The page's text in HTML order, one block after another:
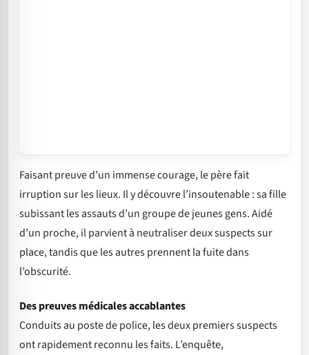
Faisant preuve d’un immense courage, le père fait
irruption sur les lieux. Il y découvre l’insoutenable : sa fille
subissant les assauts d’un groupe de jeunes gens. Aidé
d’un proche, il parvient à neutraliser deux suspects sur
place, tandis que les autres prennent la fuite dans
l’obscurité.
Des preuves médicales accablantes
Conduits au poste de police, les deux premiers suspects
ont rapidement reconnu les faits. L’enquête,